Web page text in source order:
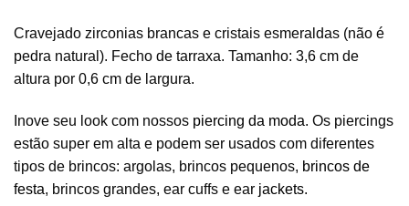
Cravejado zirconias brancas e cristais esmeraldas (não é
pedra natural). Fecho de tarraxa. Tamanho: 3,6 cm de
altura por 0,6 cm de largura.
Inove seu look com nossos piercing da moda. Os piercings
estão super em alta e podem ser usados com diferentes
tipos de brincos: argolas, brincos pequenos, brincos de
festa, brincos grandes, ear cuffs e ear jackets.